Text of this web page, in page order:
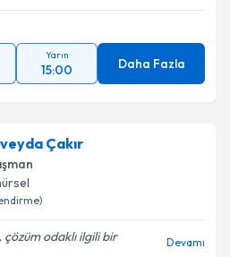
Yarın
15:00 Daha Fazla
Çakır
odaklı ilgili bir
Devamı